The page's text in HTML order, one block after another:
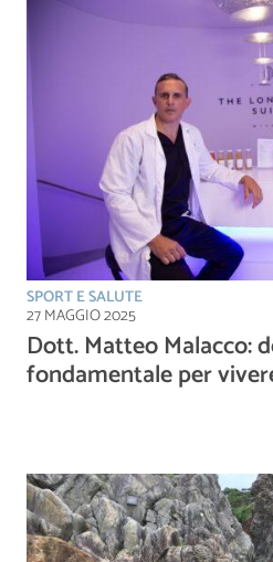
SPORT E SALUTE
27 MAGGIO 2025
Dott. Matteo Malacco:
fondamentale per